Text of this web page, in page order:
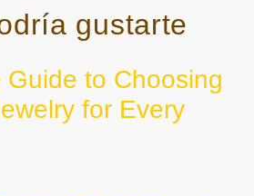
gustarte
to Choosing
for Every